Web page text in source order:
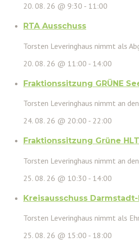
20. 08. 26 @ 9:30 - 11:00
RTA Ausschuss
Torsten Leveringhaus nimmt als
20. 08. 26 @ 11:00 - 14:00
Fraktionssitzung GRÜNE
Torsten Leveringhaus nimmt an
24. 08. 26 @ 20:00 - 22:00
Fraktionssitzung Grüne HLT
Torsten Leveringhaus nimmt an
25. 08. 26 @ 10:30 - 14:00
Kreisausschuss
Torsten Leveringhaus nimmt als
25. 08. 26 @ 15:00 - 18:00